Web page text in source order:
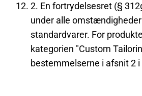
2. En fortrydelsesret (§
under alle
standardvarer. For
kategorien "Custom
bestemmelserne i afsnit 2 i